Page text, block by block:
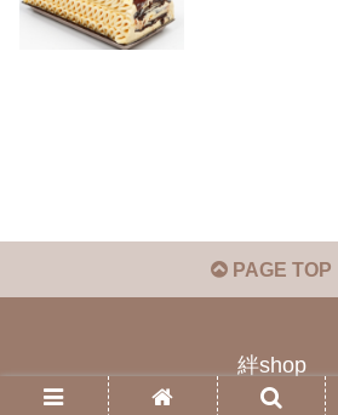
PAGE TOP
絆shop
© 2023 絆shop.